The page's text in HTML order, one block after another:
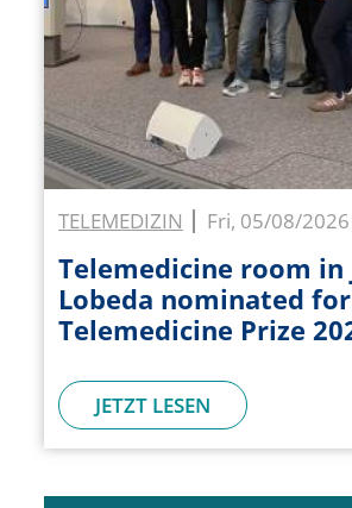
TELEMEDIZIN Fri, 05/08/
Telemedicine room in
Lobeda nominated for
Telemedicine Prize
JETZT LESEN